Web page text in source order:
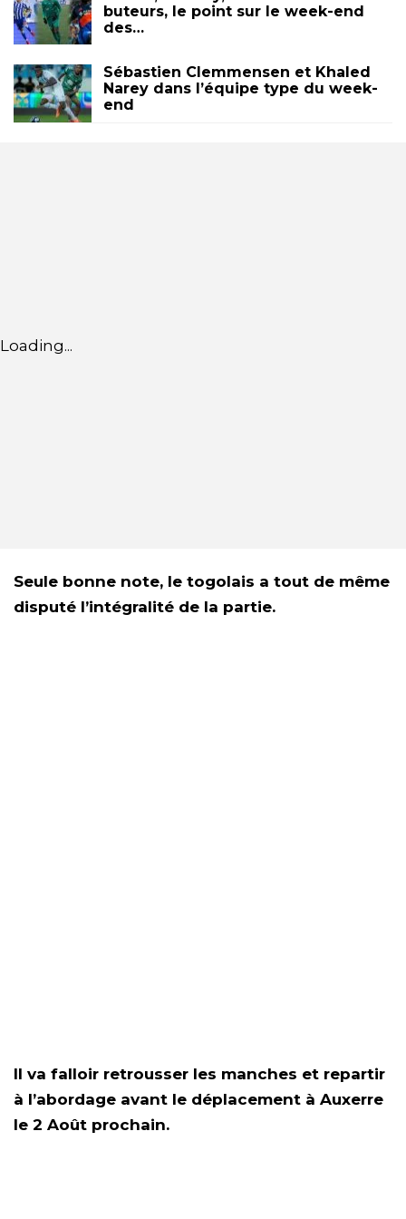
buteurs, le point sur le week-end
des…
Sébastien Clemmensen et Khaled
Narey dans l’équipe type du week-
end
Loading...
Seule bonne note, le togolais a tout de même
disputé l’intégralité de la partie.
Il va falloir retrousser les manches et repartir
à l’abordage avant le déplacement à Auxerre
le 2 Août prochain.